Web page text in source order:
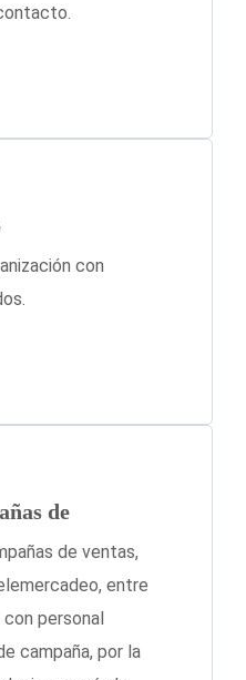
con
de
de ventas,
entre
personal
campaña, por la